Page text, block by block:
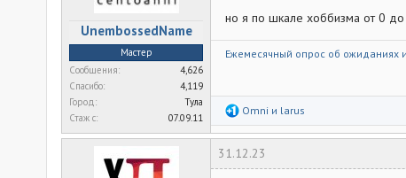
UnembossedName
Мастер
Сообщения
4,626
Спасибо
4,119
Город
Тула
Стаж c
07.09.11
но я по шкале хоббизма от 0 до
Ежемесячный опрос об ожиданиях
Р
а
ц
и
Omni и larus
31.12.23